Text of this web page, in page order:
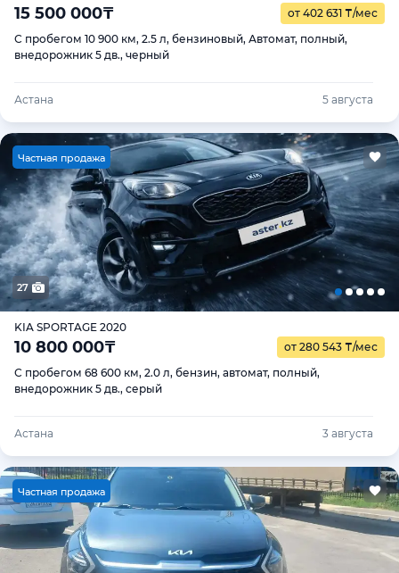
15 500 000₸ от 402 631 ₸/мес
С пробегом 10 900 км, 2.5 л, бензиновый, Автомат, полный,
внедорожник 5 дв., черный
Астана 5 августа
Частная продажа
27
KIA SPORTAGE 2020
10 800 000₸ от 280 543 ₸/мес
С пробегом 68 600 км, 2.0 л, бензин, автомат, полный,
внедорожник 5 дв., серый
Астана 3 августа
Частная продажа